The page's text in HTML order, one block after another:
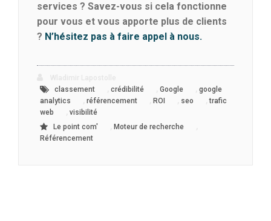
services ? Savez-vous si cela fonctionne
pour vous et vous apporte plus de clients
? N’hésitez pas à faire appel à nous.
classement
crédibilité Google
google
analytics
référencement ROI seo ,trafic
web
visibilité
Le point com'
Moteur de recherche
Référencement